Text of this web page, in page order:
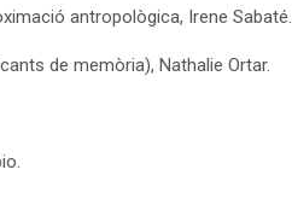
antropològica, Irene Sabaté.
de memòria), Nathalie Ortar.